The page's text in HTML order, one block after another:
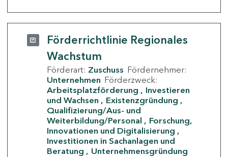
Förderrichtlinie Regionales
Wachstum
Förderart: Zuschuss Fördernehmer:
Unternehmen Förderzweck:
Arbeitsplatzförderung
Investieren
und Wachsen
Existenzgründung
Qualifizierung/Aus- und
Weiterbildung/Personal
Forschung,
Innovationen und Digitalisierung
Investitionen in Sachanlagen und
Beratung
Unternehmensgründung